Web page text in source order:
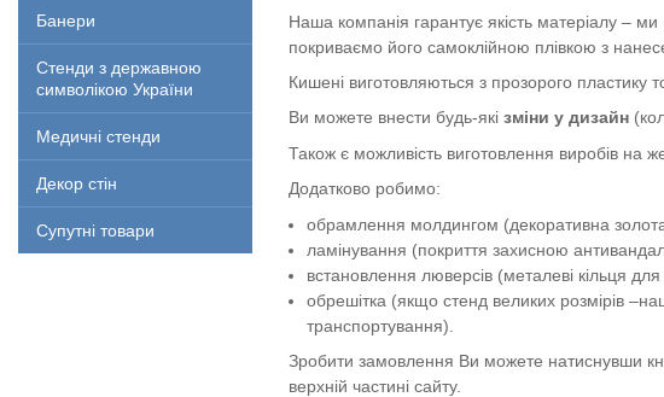
Банери
Стенди з державною
символікою України
Медичні стенди
Декор стін
Супутні товари
Наша компанія гарантує якість матеріалу –
покриваємо його самоклійною плівкою з
Кишені виготовляються з прозорого пластику
Ви можете внести будь-які зміни у дизайн
Також є можливість виготовлення виробів на
Додатково робимо:
обрамлення молдингом (декоративна
ламінування (покриття захисною
встановлення люверсів (металеві кільця
обрешітка (якщо стенд великих розмірів
транспортування).
Зробити замовлення Ви можете натиснувши
верхній частині сайту.